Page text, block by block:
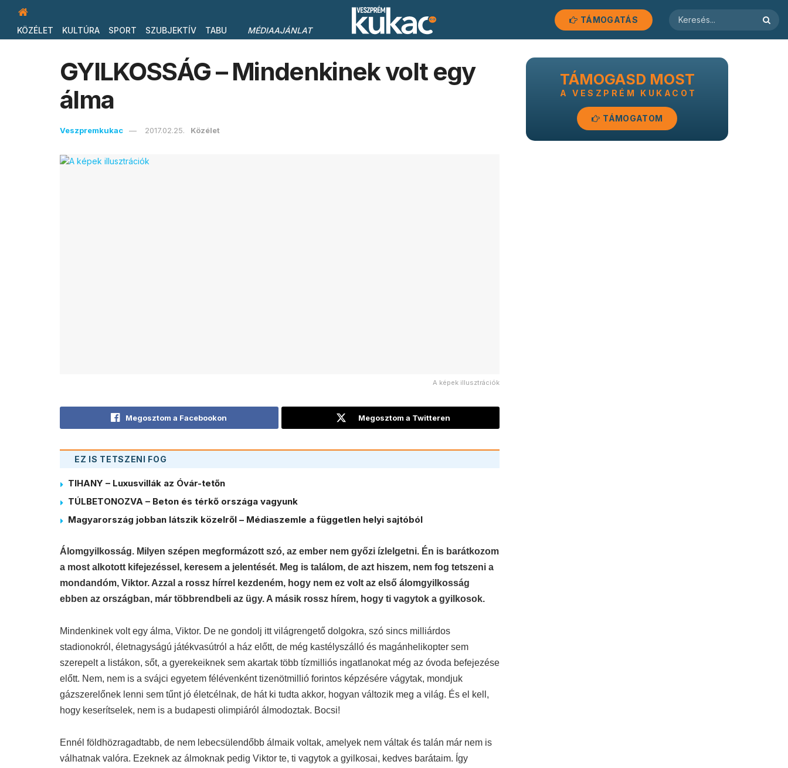
KÖZÉLET KULTÚRA SPORT SZUBJEKTÍV TABU MÉDIAAJÁNLAT
TÁMOGATÁS
GYILKOSSÁG – Mindenkinek volt egy
álma
Veszpremkukac 2017.02.25. Közélet
A képek illusztrációk
Megosztom a Facebookon Megosztom a Twitteren
EZ IS TETSZENI FOG
TIHANY – Luxusvillák az Óvár-tetőn
TÚLBETONOZVA – Beton és térkő országa vagyunk
Magyarország jobban látszik közelről – Médiaszemle a független helyi sajtóból
Álomgyilkosság. Milyen szépen megformázott szó, az ember nem győzi ízlelgetni. Én is barátkozom
a most alkotott kifejezéssel, keresem a jelentését. Meg is találom, de azt hiszem, nem fog tetszeni a
mondandóm, Viktor. Azzal a rossz hírrel kezdeném, hogy nem ez volt az első álomgyilkosság
ebben az országban, már többrendbeli az ügy. A másik rossz hírem, hogy ti vagytok a gyilkosok.
Mindenkinek volt egy álma, Viktor. De ne gondolj itt világrengető dolgokra, szó sincs milliárdos
stadionokról, életnagyságú játékvasútról a ház előtt, de még kastélyszálló és magánhelikopter sem
szerepelt a listákon, sőt, a gyerekeiknek sem akartak több tízmilliós ingatlanokat még az óvoda befejezése
előtt. Nem, nem is a svájci egyetem félévenként tizenötmillió forintos képzésére vágytak, mondjuk
gázszerelőnek lenni sem tűnt jó életcélnak, de hát ki tudta akkor, hogyan változik meg a világ. És el kell,
hogy keserítselek, nem is a budapesti olimpiáról álmodoztak. Bocsi!
Ennél földhözragadtabb, de nem lebecsülendőbb álmaik voltak, amelyek nem váltak és talán már nem is
válhatnak valóra. Ezeknek az álmoknak pedig Viktor te, ti vagytok a gyilkosai, kedves barátaim. Így
TÁMOGASD MOST
A VESZPRÉM KUKACOT
TÁMOGATOM